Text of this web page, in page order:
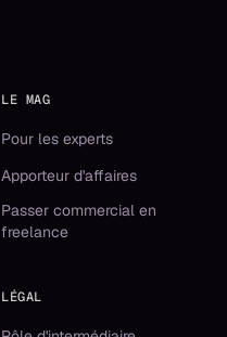
LE MAG
Pour les experts
Apporteur d'affaires
Passer commercial en
freelance
LÉGAL